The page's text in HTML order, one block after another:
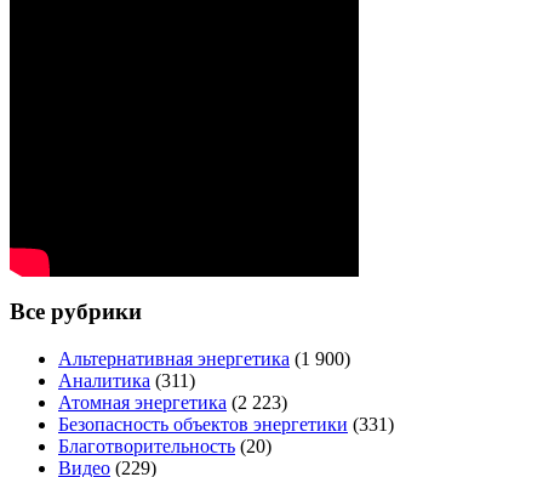
Все рубрики
Альтернативная энергетика (1 900)
Аналитика (311)
Атомная энергетика (2 223)
Безопасность объектов энергетики (331)
Благотворительность (20)
Видео (229)